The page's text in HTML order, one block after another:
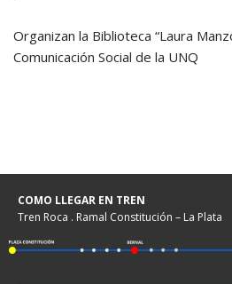
Organizan la Biblioteca “Laura
Comunicación Social de la UNQ
COMO LLEGAR EN TREN
Tren Roca . Ramal Constitución – La Plata